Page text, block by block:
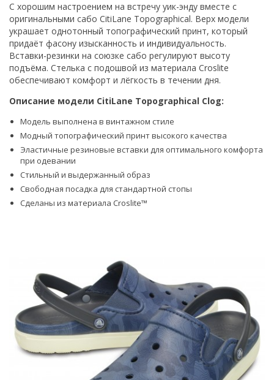
С хорошим настроением на встречу уик-энду вместе с
оригинальными сабо CitiLane Topographical. Верх модели
украшает однотонный топографический принт, который
придаёт фасону изысканность и индивидуальность.
Вставки-резинки на союзке сабо регулируют высоту
подъёма. Стелька с подошвой из материала Croslite
обеспечивают комфорт и лёгкость в течении дня.
Описание модели CitiLane Topographical Clog:
Модель выполнена в винтажном стиле
Модный топографический принт высокого качества
Эластичные резиновые вставки для оптимального комфорта
при одевании
Стильный и выдержанный образ
Свободная посадка для стандартной стопы
Сделаны из материала Croslite™